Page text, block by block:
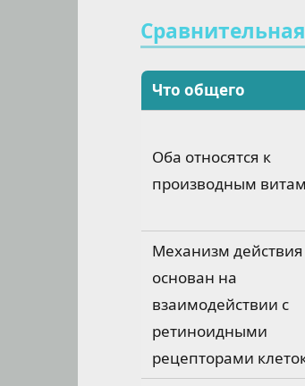
Что общего
Оба относятся к
производным
Механизм действия
основан на
взаимодействии с
ретиноидными
рецепторами